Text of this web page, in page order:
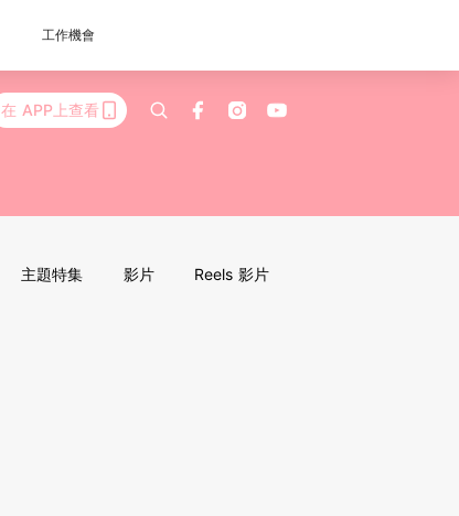
工作機會
在 APP上查看
主題特集 影片 Reels 影片